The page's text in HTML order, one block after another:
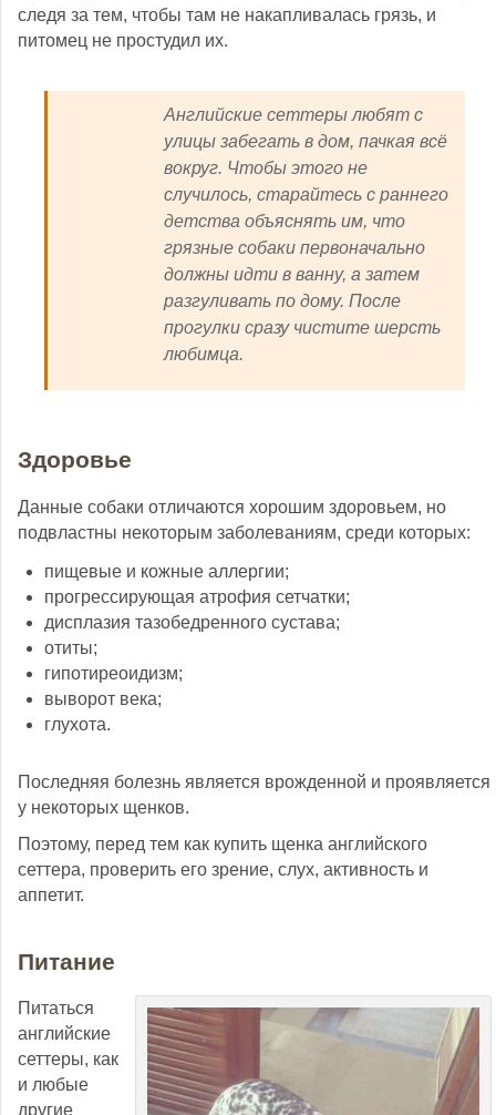
следя за тем, чтобы там не накапливалась грязь, и
питомец не простудил их.
Английские сеттеры любят с
улицы забегать в дом, пачкая всё
вокруг. Чтобы этого не
случилось, старайтесь с раннего
детства объяснять им, что
грязные собаки первоначально
должны идти в ванну, а затем
разгуливать по дому. После
прогулки сразу чистите шерсть
любимца.
Здоровье
Данные собаки отличаются хорошим здоровьем, но
подвластны некоторым заболеваниям, среди которых:
пищевые и кожные аллергии;
прогрессирующая атрофия сетчатки;
дисплазия тазобедренного сустава;
отиты;
гипотиреоидизм;
выворот века;
глухота.
Последняя болезнь является врожденной и проявляется
у некоторых щенков.
Поэтому, перед тем как купить щенка английского
сеттера, проверить его зрение, слух, активность и
аппетит.
Питание
Питаться
английские
сеттеры, как
и любые
другие